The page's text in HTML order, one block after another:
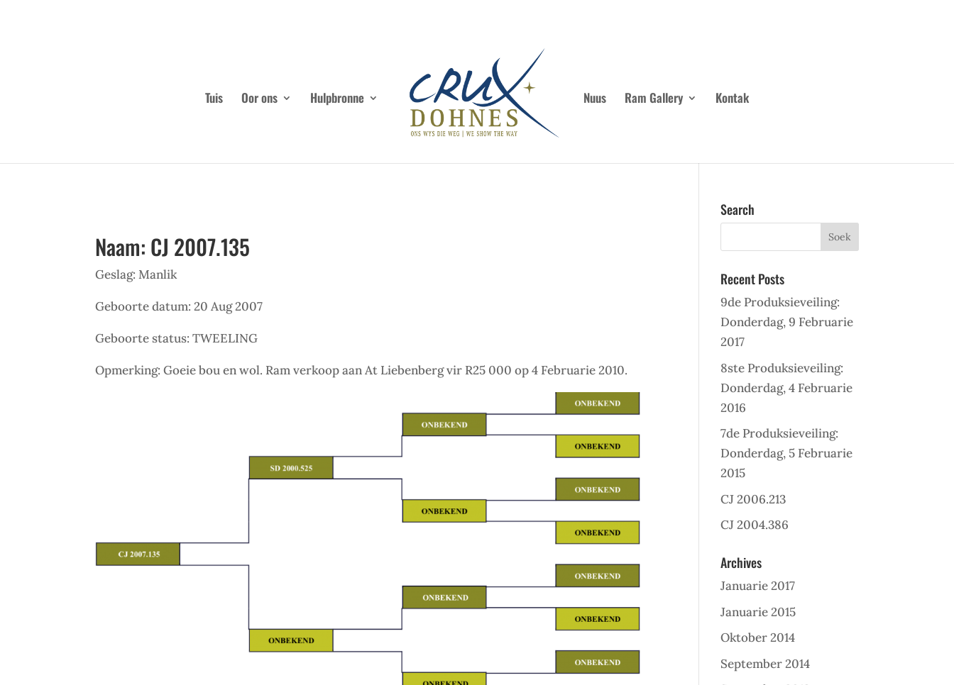
Tuis Oor ons Hulpbronne Nuus Ram Gallery Kontak
Naam: CJ 2007.135
Geslag: Manlik
Geboorte datum: 20 Aug 2007
Geboorte status: TWEELING
Opmerking: Goeie bou en wol. Ram verkoop aan At Liebenberg vir R25 000 op 4 Februarie 2010.
Search
Recent Posts
9de Produksieveiling:
Donderdag, 9 Februarie
2017
8ste Produksieveiling:
Donderdag, 4 Februarie
2016
7de Produksieveiling:
Donderdag, 5 Februarie
2015
CJ 2006.213
CJ 2004.386
Archives
Januarie 2017
Januarie 2015
Oktober 2014
September 2014